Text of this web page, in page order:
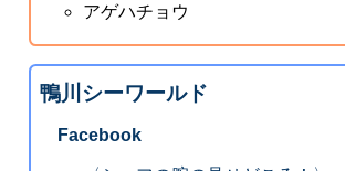
アゲハチョウ
鴨川シーワールド
Facebook